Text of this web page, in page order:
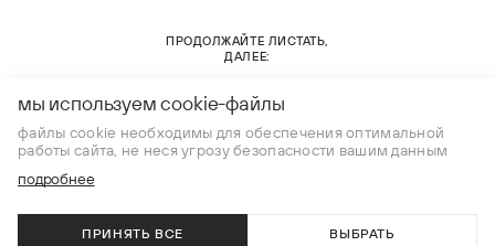
ПРОДОЛЖАЙТЕ ЛИСТАТЬ,
ДАЛЕЕ:
новая коллекция
мы используем cookie-файлы
файлы cookie необходимы для обеспечения оптимальной
работы сайта, не неся угрозу безопасности вашим данным
подробнее
ПРИНЯТЬ ВСЕ ВЫБРАТЬ